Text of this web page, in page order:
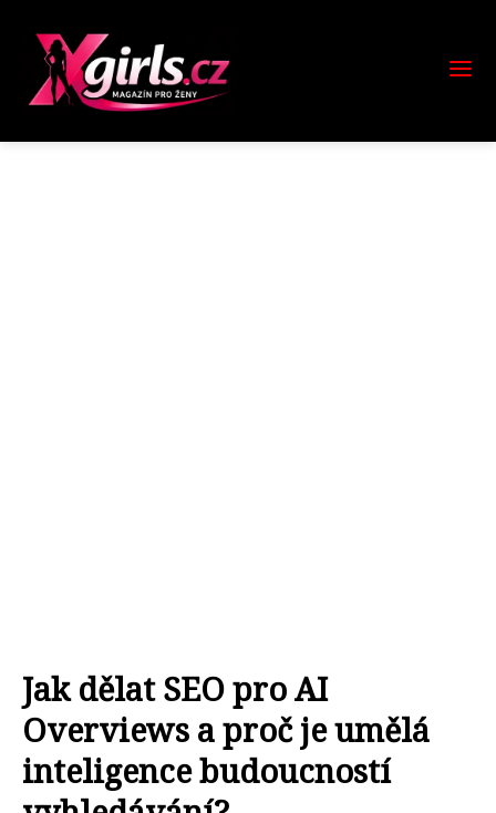
Jak dělat SEO pro AI
Overviews a proč je umělá
inteligence budoucností